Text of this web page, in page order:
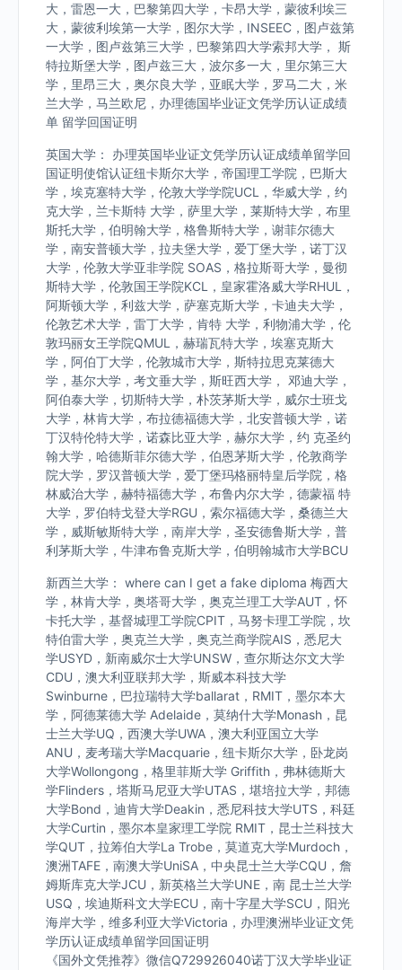
大，雷恩一大，巴黎第四大学，卡昂大学，蒙彼利埃三
大，蒙彼利埃第一大学，图尔大学，INSEEC，图卢兹第
一大学，图卢兹第三大学，巴黎第四大学索邦大学， 斯
特拉斯堡大学，图卢兹三大，波尔多一大，里尔第三大
学，里昂三大，奥尔良大学，亚眠大学，罗马二大，米
兰大学，马兰欧尼，办理德国毕业证文凭学历认证成绩
单 留学回国证明
英国大学： 办理英国毕业证文凭学历认证成绩单留学回
国证明使馆认证纽卡斯尔大学，帝国理工学院，巴斯大
学，埃克塞特大学，伦敦大学学院UCL，华威大学，约
克大学，兰卡斯特 大学，萨里大学，莱斯特大学，布里
斯托大学，伯明翰大学，格鲁斯特大学，谢菲尔德大
学，南安普顿大学，拉夫堡大学，爱丁堡大学，诺丁汉
大学，伦敦大学亚非学院 SOAS，格拉斯哥大学，曼彻
斯特大学，伦敦国王学院KCL，皇家霍洛威大学RHUL，
阿斯顿大学，利兹大学，萨塞克斯大学，卡迪夫大学，
伦敦艺术大学，雷丁大学，肯特 大学，利物浦大学，伦
敦玛丽女王学院QMUL，赫瑞瓦特大学，埃塞克斯大
学，阿伯丁大学，伦敦城市大学，斯特拉思克莱德大
学，基尔大学，考文垂大学，斯旺西大学， 邓迪大学，
阿伯泰大学，切斯特大学，朴茨茅斯大学，威尔士班戈
大学，林肯大学，布拉德福德大学，北安普顿大学，诺
丁汉特伦特大学，诺森比亚大学，赫尔大学，约 克圣约
翰大学，哈德斯菲尔德大学，伯恩茅斯大学，伦敦商学
院大学，罗汉普顿大学，爱丁堡玛格丽特皇后学院，格
林威治大学，赫特福德大学，布鲁内尔大学，德蒙福 特
大学，罗伯特戈登大学RGU，索尔福德大学，桑德兰大
学，威斯敏斯特大学，南岸大学，圣安德鲁斯大学，普
利茅斯大学，牛津布鲁克斯大学，伯明翰城市大学BCU
新西兰大学： where can I get a fake diploma 梅西大
学，林肯大学，奥塔哥大学，奥克兰理工大学AUT，怀
卡托大学，基督城理工学院CPIT，马努卡理工学院，坎
特伯雷大学，奥克兰大学，奥克兰商学院AIS，悉尼大
学USYD，新南威尔士大学UNSW，查尔斯达尔文大学
CDU，澳大利亚联邦大学，斯威本科技大学
Swinburne，巴拉瑞特大学ballarat，RMIT，墨尔本大
学，阿德莱德大学 Adelaide，莫纳什大学Monash，昆
士兰大学UQ，西澳大学UWA，澳大利亚国立大学
ANU，麦考瑞大学Macquarie，纽卡斯尔大学，卧龙岗
大学Wollongong，格里菲斯大学 Griffith，弗林德斯大
学Flinders，塔斯马尼亚大学UTAS，堪培拉大学，邦德
大学Bond，迪肯大学Deakin，悉尼科技大学UTS，科廷
大学Curtin，墨尔本皇家理工学院 RMIT，昆士兰科技大
学QUT，拉筹伯大学La Trobe，莫道克大学Murdoch，
澳洲TAFE，南澳大学UniSA，中央昆士兰大学CQU，詹
姆斯库克大学JCU，新英格兰大学UNE，南 昆士兰大学
USQ，埃迪斯科文大学ECU，南十字星大学SCU，阳光
海岸大学，维多利亚大学Victoria，办理澳洲毕业证文凭
学历认证成绩单留学回国证明
《国外文凭推荐》微信Q729926040诺丁汉大学毕业证